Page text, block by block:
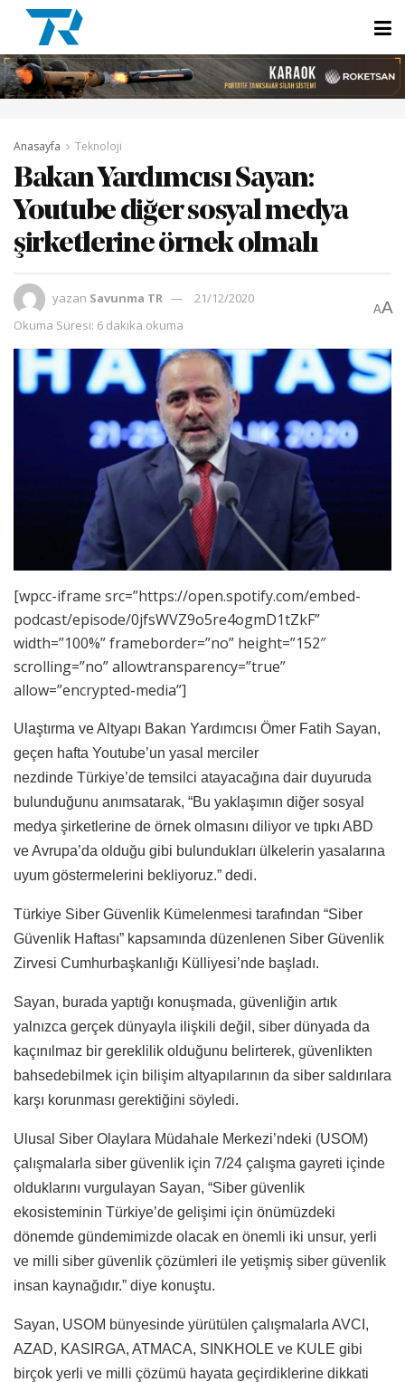
Anasayfa Teknoloji
Bakan Yardımcısı Sayan:
Youtube diğer sosyal medya
şirketlerine örnek olmalı
yazan Savunma TR
21/12/2020
Okuma Süresi: 6 dakika okuma
AA
[wpcc-iframe src=”https://open.spotify.com/embed-
podcast/episode/0jfsWVZ9o5re4ogmD1tZkF”
width=”100%” frameborder=”no” height=”152″
scrolling=”no” allowtransparency=”true”
allow=”encrypted-media”]
Ulaştırma ve Altyapı Bakan Yardımcısı Ömer Fatih Sayan,
geçen hafta Youtube’un yasal merciler
nezdinde Türkiye’de temsilci atayacağına dair duyuruda
bulunduğunu anımsatarak, “Bu yaklaşımın diğer sosyal
medya şirketlerine de örnek olmasını diliyor ve tıpkı ABD
ve Avrupa’da olduğu gibi bulundukları ülkelerin yasalarına
uyum göstermelerini bekliyoruz.” dedi.
Türkiye Siber Güvenlik Kümelenmesi tarafından “Siber
Güvenlik Haftası” kapsamında düzenlenen Siber Güvenlik
Zirvesi Cumhurbaşkanlığı Külliyesi’nde başladı.
Sayan, burada yaptığı konuşmada, güvenliğin artık
yalnızca gerçek dünyayla ilişkili değil, siber dünyada da
kaçınılmaz bir gereklilik olduğunu belirterek, güvenlikten
bahsedebilmek için bilişim altyapılarının da siber saldırılara
karşı korunması gerektiğini söyledi.
Ulusal Siber Olaylara Müdahale Merkezi’ndeki (USOM)
çalışmalarla siber güvenlik için 7/24 çalışma gayreti içinde
olduklarını vurgulayan Sayan, “Siber güvenlik
ekosisteminin Türkiye’de gelişimi için önümüzdeki
dönemde gündemimizde olacak en önemli iki unsur, yerli
ve milli siber güvenlik çözümleri ile yetişmiş siber güvenlik
insan kaynağıdır.” diye konuştu.
Sayan, USOM bünyesinde yürütülen çalışmalarla AVCI,
AZAD, KASIRGA, ATMACA, SINKHOLE ve KULE gibi
birçok yerli ve milli çözümü hayata geçirdiklerine dikkati